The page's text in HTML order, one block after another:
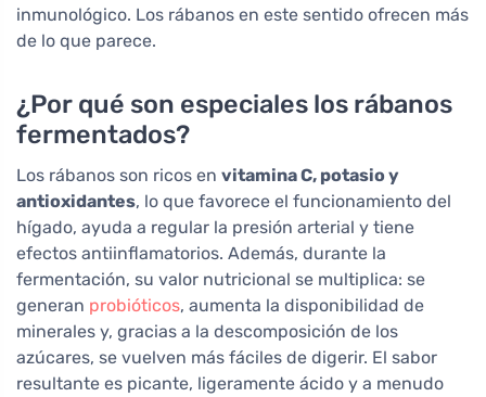
inmunológico. Los rábanos en este sentido ofrecen más
de lo que parece.
¿Por qué son especiales los rábanos
fermentados?
Los rábanos son ricos en vitamina C, potasio y
antioxidantes, lo que favorece el funcionamiento del
hígado, ayuda a regular la presión arterial y tiene
efectos antiinflamatorios. Además, durante la
fermentación, su valor nutricional se multiplica: se
generan probióticos, aumenta la disponibilidad de
minerales y, gracias a la descomposición de los
azúcares, se vuelven más fáciles de digerir. El sabor
resultante es picante, ligeramente ácido y a menudo